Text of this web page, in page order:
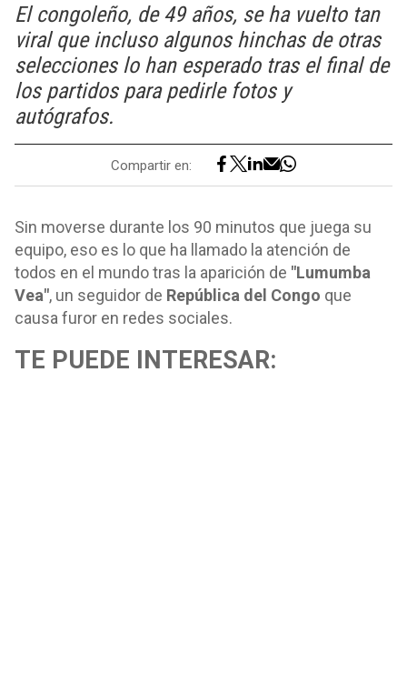
El congoleño, de 49 años, se ha vuelto tan
viral que incluso algunos hinchas de otras
selecciones lo han esperado tras el final de
los partidos para pedirle fotos y
autógrafos.
Compartir en:
Sin moverse durante los 90 minutos que juega su
equipo, eso es lo que ha llamado la atención de
todos en el mundo tras la aparición de "Lumumba
Vea", un seguidor de República del Congo que
causa furor en redes sociales.
TE PUEDE INTERESAR: